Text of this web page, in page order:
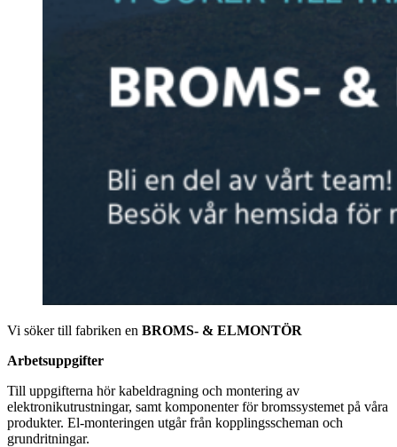
Vi söker till fabriken en BROMS- & ELMONTÖR
Arbetsuppgifter
Till uppgifterna hör kabeldragning och montering av
elektronikutrustningar, samt komponenter för bromssystemet på våra
produkter. El-monteringen utgår från kopplingsscheman och
grundritningar.